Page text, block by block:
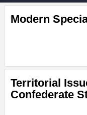
Modern
Territorial
Confederate